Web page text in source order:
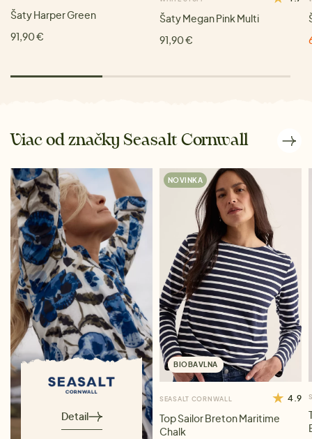
Šaty Harper Green
91,90 €
Šaty Megan Pink Multi
91,90 €
Viac od značky Seasalt Cornwall
Detail
NOVINKA
BIOBAVLNA
SEASALT CORNWALL 4.9
Top Sailor Breton Maritime
Chalk